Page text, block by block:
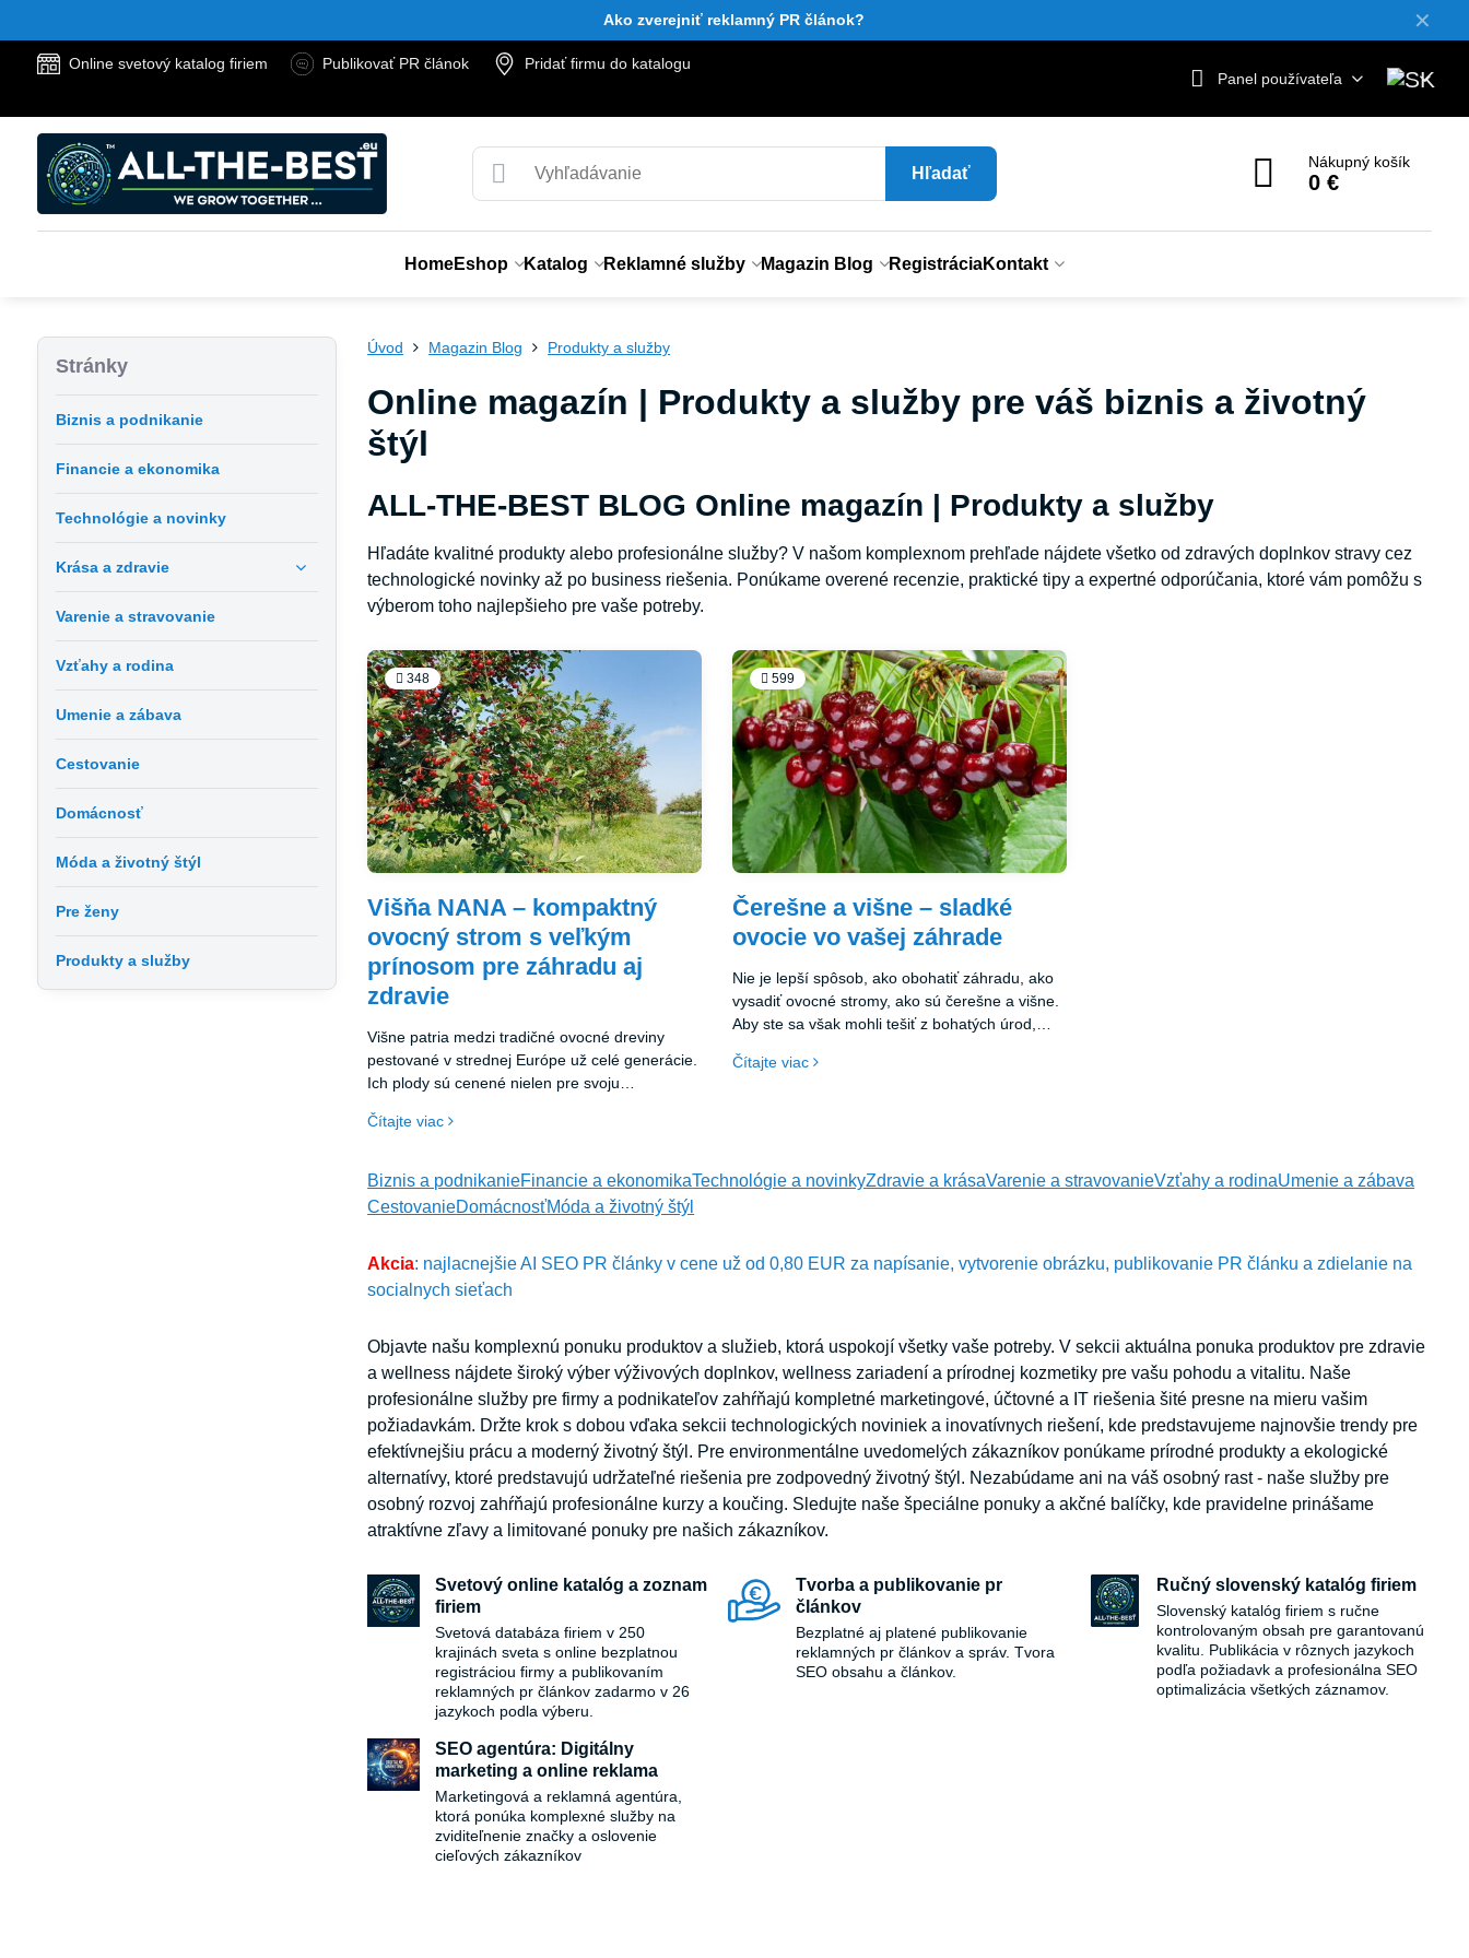
✕
Ako zverejniť reklamný PR článok?
Online svetový katalog firiem Publikovať PR článok
Pridať firmu do katalogu
Panel používateľa
Hľadať
Nákupný košík
0 €
HomeEshop Katalog Reklamné služby Magazin Blog RegistráciaKontakt
Úvod Magazin Blog Produkty a služby
Online magazín | Produkty a služby pre váš biznis a životný
štýl
ALL-THE-BEST BLOG Online magazín | Produkty a služby
Hľadáte kvalitné produkty alebo profesionálne služby? V našom komplexnom prehľade nájdete všetko od zdravých doplnkov stravy cez
technologické novinky až po business riešenia. Ponúkame overené recenzie, praktické tipy a expertné odporúčania, ktoré vám pomôžu s
výberom toho najlepšieho pre vaše potreby.
348
Višňa NANA – kompaktný
ovocný strom s veľkým
prínosom pre záhradu aj
zdravie
Višne patria medzi tradičné ovocné dreviny
pestované v strednej Európe už celé generácie.
Ich plody sú cenené nielen pre svoju
množstvo zdravotných benefitov. V posledných
kompaktnejšie odrody vhodné do menších
záhrad či dokonca do nádob. Jednou z takýchto
zaujímavých odrôd je Višňa NANA, ktorá si
nenáročnosťou, odolnosťou a praktickým
rastom.
Čítajte viac
599
Čerešne a višne – sladké
ovocie vo vašej záhrade
Nie je lepší spôsob, ako obohatiť záhradu, ako
vysadiť ovocné stromy, ako sú čerešne a višne.
Aby ste sa však mohli tešiť z bohatých úrod,
prispôsobených miestnym klimatickým
Čítajte viac
Biznis a podnikanieFinancie a ekonomikaTechnológie a novinkyZdravie a krásaVarenie a stravovanieVzťahy a rodinaUmenie a zábava
CestovanieDomácnosťMóda a životný štýl
Akcia: najlacnejšie AI SEO PR články v cene už od 0,80 EUR za napísanie, vytvorenie obrázku, publikovanie PR článku a zdielanie na
socialnych sieťach
Objavte našu komplexnú ponuku produktov a služieb, ktorá uspokojí všetky vaše potreby. V sekcii aktuálna ponuka produktov pre zdravie
a wellness nájdete široký výber výživových doplnkov, wellness zariadení a prírodnej kozmetiky pre vašu pohodu a vitalitu. Naše
profesionálne služby pre firmy a podnikateľov zahŕňajú kompletné marketingové, účtovné a IT riešenia šité presne na mieru vašim
požiadavkám. Držte krok s dobou vďaka sekcii technologických noviniek a inovatívnych riešení, kde predstavujeme najnovšie trendy pre
efektívnejšiu prácu a moderný životný štýl. Pre environmentálne uvedomelých zákazníkov ponúkame prírodné produkty a ekologické
alternatívy, ktoré predstavujú udržateľné riešenia pre zodpovedný životný štýl. Nezabúdame ani na váš osobný rast - naše služby pre
osobný rozvoj zahŕňajú profesionálne kurzy a koučing. Sledujte naše špeciálne ponuky a akčné balíčky, kde pravidelne prinášame
atraktívne zľavy a limitované ponuky pre našich zákazníkov.
Svetový online katalóg a zoznam
firiem
Svetová databáza firiem v 250
krajinách sveta s online bezplatnou
registráciou firmy a publikovaním
reklamných pr článkov zadarmo v 26
jazykoch podla výberu.
Tvorba a publikovanie pr
článkov
Bezplatné aj platené publikovanie
reklamných pr článkov a správ. Tvora
SEO obsahu a článkov.
Ručný slovenský katalóg firiem
Slovenský katalóg firiem s ručne
kontrolovaným obsah pre garantovanú
kvalitu. Publikácia v rôznych jazykoch
podľa požiadavk a profesionálna SEO
optimalizácia všetkých záznamov.
SEO agentúra: Digitálny
marketing a online reklama
Marketingová a reklamná agentúra,
ktorá ponúka komplexné služby na
zviditeľnenie značky a oslovenie
cieľových zákazníkov
Stránky
Biznis a podnikanie
Financie a ekonomika
Technológie a novinky
Krása a zdravie
Varenie a stravovanie
Vzťahy a rodina
Umenie a zábava
Cestovanie
Domácnosť
Móda a životný štýl
Pre ženy
Produkty a služby